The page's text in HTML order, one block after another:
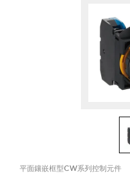
平面鑲嵌框型CW系列控制元件